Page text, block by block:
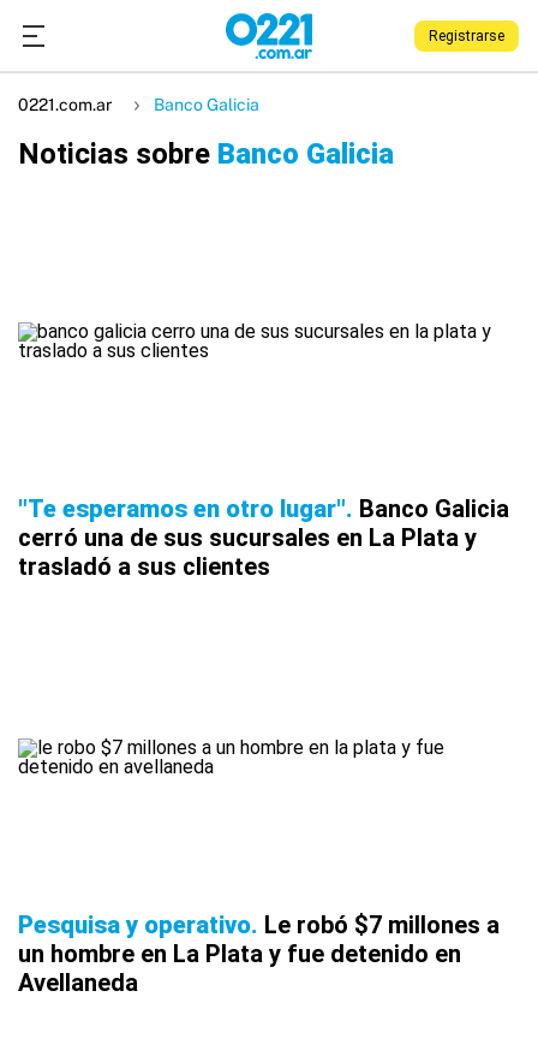
Registrarse
0221.com.ar Banco Galicia
Noticias sobre Banco Galicia
"Te esperamos en otro lugar" Banco Galicia
cerró una de sus sucursales en La Plata y
trasladó a sus clientes
Pesquisa y operativo Le robó $7 millones a
un hombre en La Plata y fue detenido en
Avellaneda